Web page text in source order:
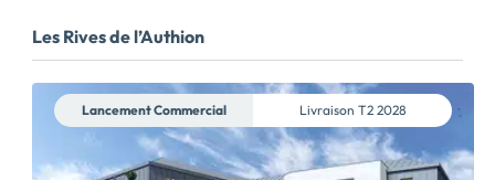
Les Rives de l’Authion
Lancement Commercial Livraison T2 2028